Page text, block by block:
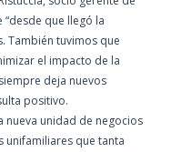
“desde que llegó la
También tuvimos que
el impacto de la
deja nuevos
positivo.
nueva unidad de negocios
unifamiliares que tanta